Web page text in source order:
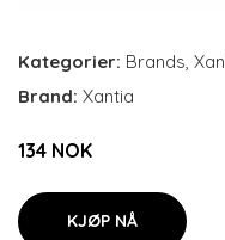
Kategorier: Brands
Brand: Xantia
134 NOK
KJØP NÅ